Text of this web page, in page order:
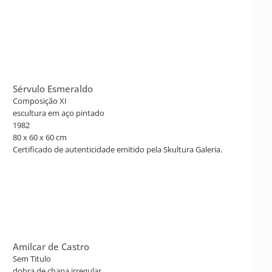
Sérvulo Esmeraldo
Composição XI
escultura em aço pintado
1982
80 x 60 x 60 cm
Certificado de autenticidade emitido pela Skultura Galeria.
Amilcar de Castro
Sem Titulo